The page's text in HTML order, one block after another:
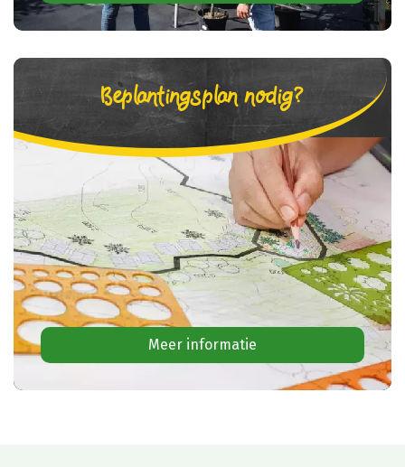
Beplantingsplan nodig?
Meer informatie